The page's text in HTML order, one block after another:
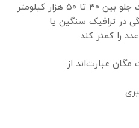
خودرو بستگی دارد؛ اما معمولاً لنت جلو بین ۳۰ تا ۵۰ هزار کیلومتر
در ترافیک سنگین یا
را کمتر کند.
مگان عبارت‌اند از: